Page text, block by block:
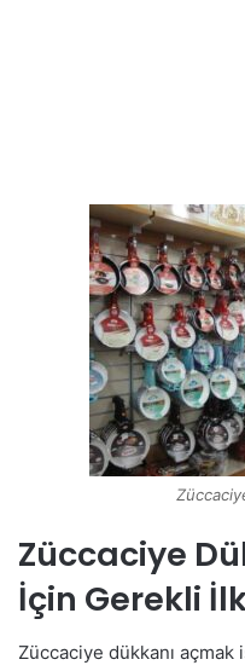
Züccaciye
İçin Gerekli
Züccaciye dükkanı